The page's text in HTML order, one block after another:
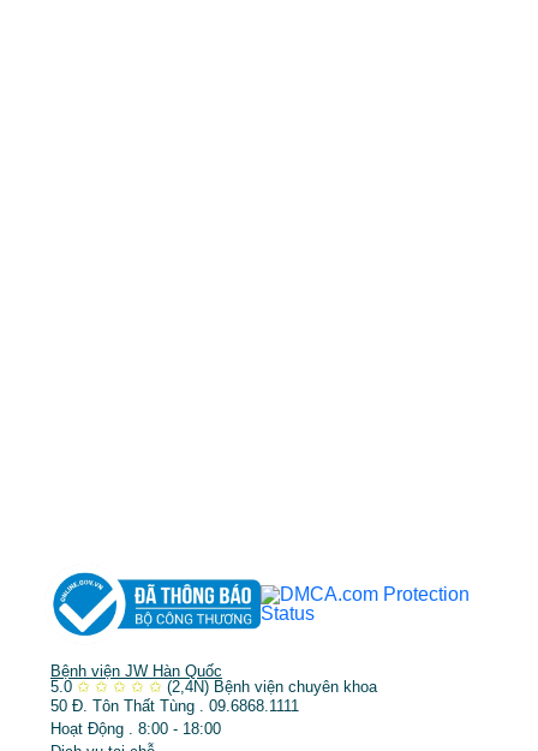
Bệnh viện JW Hàn Quốc
5.0 ✩ ✩ ✩ ✩ ✩ (2,4N) Bệnh viện chuyên khoa
50 Đ. Tôn Thất Tùng . 09.6868.1111
Hoạt Động . 8:00 - 18:00